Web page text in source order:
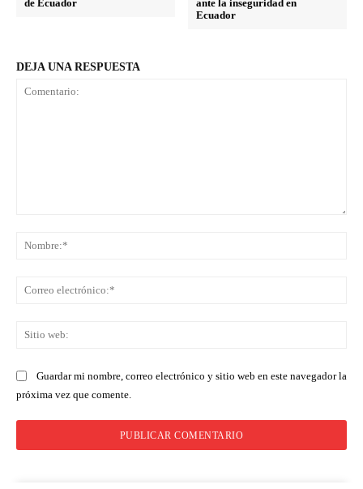
de Ecuador
ante la inseguridad en
Ecuador
DEJA UNA RESPUESTA
Guardar mi nombre, correo electrónico y sitio web en este navegador la
próxima vez que comente.